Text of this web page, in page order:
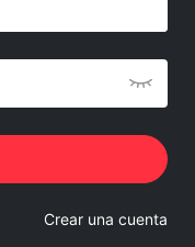
Crear una cuenta